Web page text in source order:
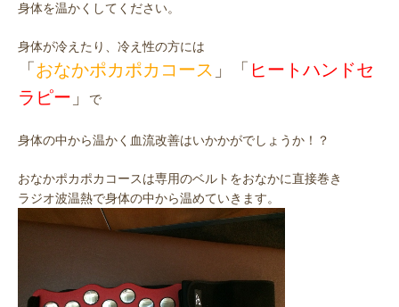
身体を温かくしてください。
身体が冷えたり、冷え性の方には
「 おなかポカポカコース 」「 ヒートハンドセ
ラピー 」 で
身体の中から温かく血流改善はいかかがでしょうか！？
おなかポカポカコースは専用のベルトをおなかに直接巻き
ラジオ波温熱で身体の中から温めていきます。